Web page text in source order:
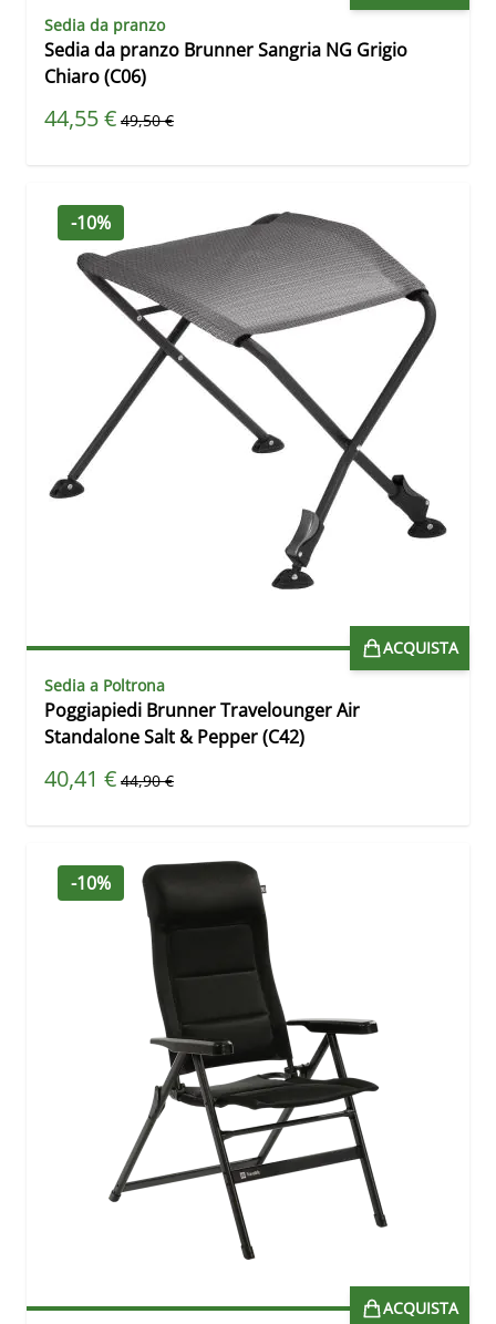
Sedia da pranzo
Sedia da pranzo Brunner Sangria NG Grigio
Chiaro (C06)
Prezzo speciale
44,55 € Prezzo predefinito
49,50 €
-10%
ACQUISTA
Sedia a Poltrona
Poggiapiedi Brunner Travelounger Air
Standalone Salt & Pepper (C42)
Prezzo speciale
40,41 € Prezzo predefinito
44,90 €
-10%
ACQUISTA